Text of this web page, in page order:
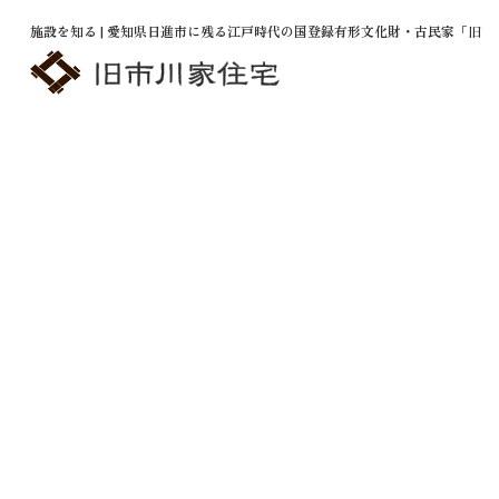
施設を知る | 愛知県日進市に残る江戸時代の国登録有形文化財・古民家「旧市